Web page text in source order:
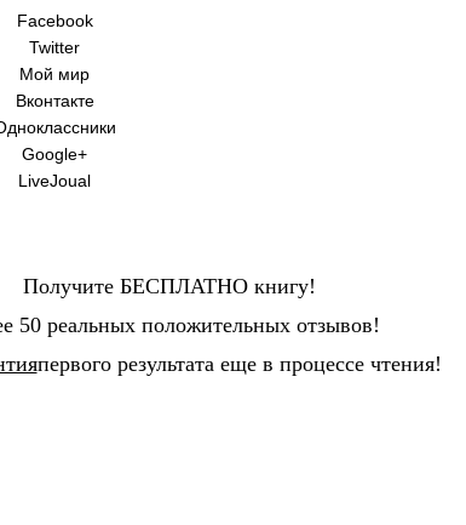
Facebook
Twitter
Мой мир
Вконтакте
Google+
LiveJoual
Получите БЕСПЛАТНО книгу!
50 реальных положительных отзывов!
первого результата еще в процессе чтения!